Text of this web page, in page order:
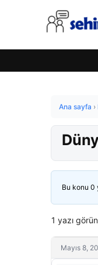
Ana sayfa ›
Bu konu 0
1 yazı
Mayıs 8,